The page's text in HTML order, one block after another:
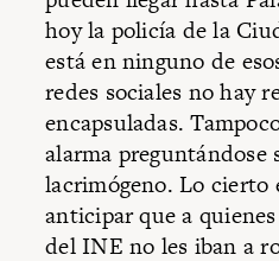
hoy la policía de la
está en ninguno de
redes sociales no hay
encapsuladas.
alarma preguntándose
lacrimógeno. Lo cierto
anticipar que a
del INE no les iban a